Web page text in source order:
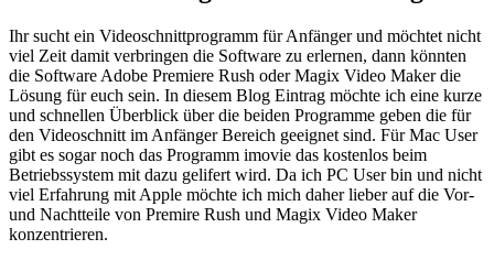
Ihr sucht ein Videoschnittprogramm für Anfänger und möchtet nicht
viel Zeit damit verbringen die Software zu erlernen, dann könnten
die Software Adobe Premiere Rush oder Magix Video Maker die
Lösung für euch sein. In diesem Blog Eintrag möchte ich eine kurze
und schnellen Überblick über die beiden Programme geben die für
den Videoschnitt im Anfänger Bereich geeignet sind. Für Mac User
gibt es sogar noch das Programm imovie das kostenlos beim
Betriebssystem mit dazu gelifert wird. Da ich PC User bin und nicht
viel Erfahrung mit Apple möchte ich mich daher lieber auf die Vor-
und Nachtteile von Premire Rush und Magix Video Maker
konzentrieren.